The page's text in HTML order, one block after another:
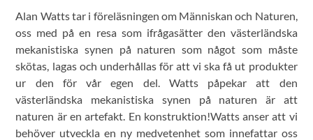
Alan Watts tar i föreläsningen om Människan och Naturen,
oss med på en resa som ifrågasätter den västerländska
mekanistiska synen på naturen som något som måste
skötas, lagas och underhållas för att vi ska få ut produkter
ur den för vår egen del. Watts påpekar att den
västerländska mekanistiska synen på naturen är att
naturen är en artefakt. En konstruktion!Watts anser att vi
behöver utveckla en ny medvetenhet som innefattar oss